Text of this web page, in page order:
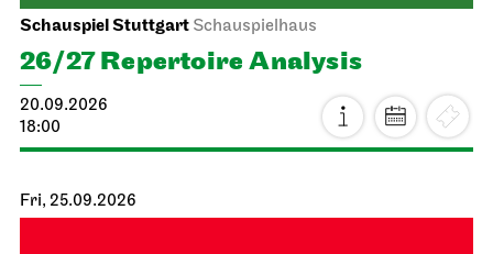
Schauspiel Stuttgart Schauspielhaus
26/27 Repertoire Analysis
20.09.2026
18:00
Fri, 25.09.2026